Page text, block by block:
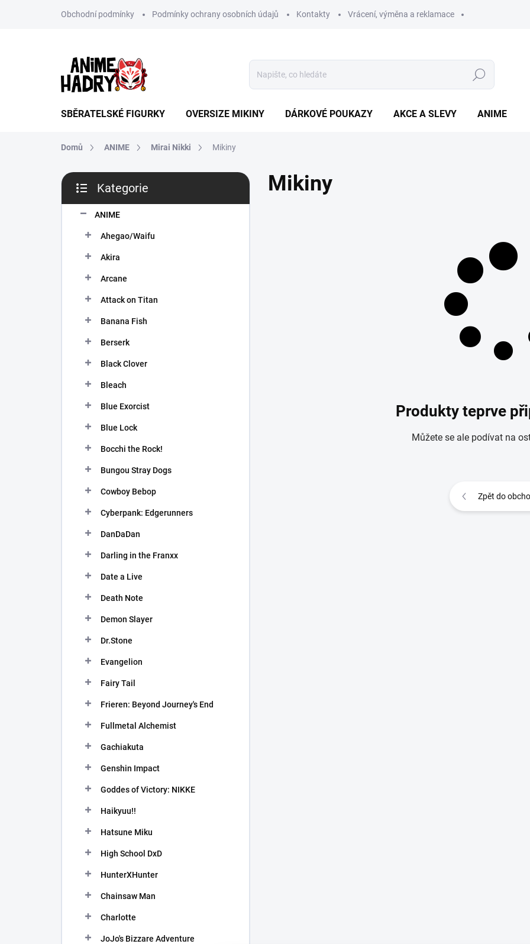
Obchodní podmínky Podmínky ochrany osobních údajů Kontakty Vrácení, výměna a reklamace
Hledat
SBĚRATELSKÉ FIGURKY OVERSIZE MIKINY DÁRKOVÉ POUKAZY AKCE A SLEVY ANIME
Domů ANIME Mirai Nikki Mikiny
P
s
kategorie
Kategorie
ANIME
Ahegao/Waifu
Akira
Arcane
Attack on Titan
Banana Fish
Berserk
Black Clover
Bleach
Blue Exorcist
Blue Lock
Bocchi the Rock!
Bungou Stray Dogs
Cowboy Bebop
Cyberpank: Edgerunners
DanDaDan
Darling in the Franxx
Date a Live
Death Note
Demon Slayer
Dr.Stone
Evangelion
Fairy Tail
Frieren: Beyond Journey's End
Fullmetal Alchemist
Gachiakuta
Genshin Impact
Goddes of Victory: NIKKE
Haikyuu!!
Hatsune Miku
High School DxD
HunterXHunter
Chainsaw Man
Charlotte
JoJo's Bizzare Adventure
Mikiny
Produkty teprve
Můžete se ale podívat na
Zpět do